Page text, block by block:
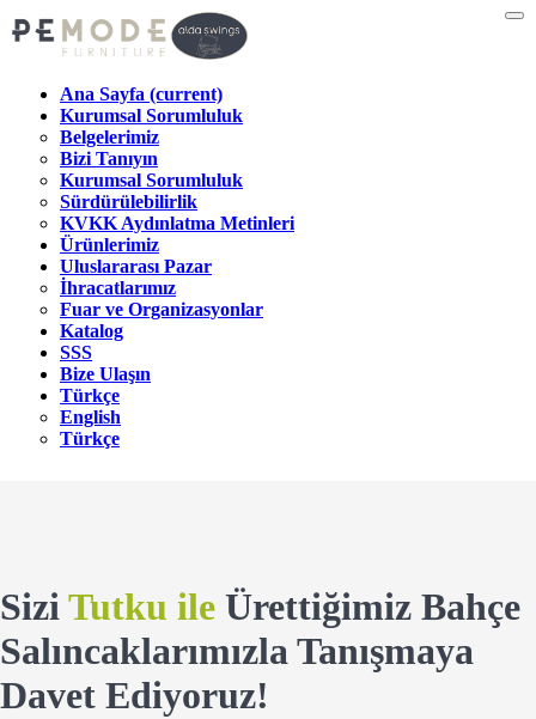
Ana Sayfa (current)
Kurumsal Sorumluluk
Belgelerimiz
Bizi Tanıyın
Kurumsal Sorumluluk
Sürdürülebilirlik
KVKK Aydınlatma Metinleri
Ürünlerimiz
Uluslararası Pazar
İhracatlarımız
Fuar ve Organizasyonlar
Katalog
SSS
Bize Ulaşın
Türkçe
English
Türkçe
SiziTutku ile Ürettiğimiz Bahçe
Salıncaklarımızla Tanışmaya
Davet Ediyoruz!